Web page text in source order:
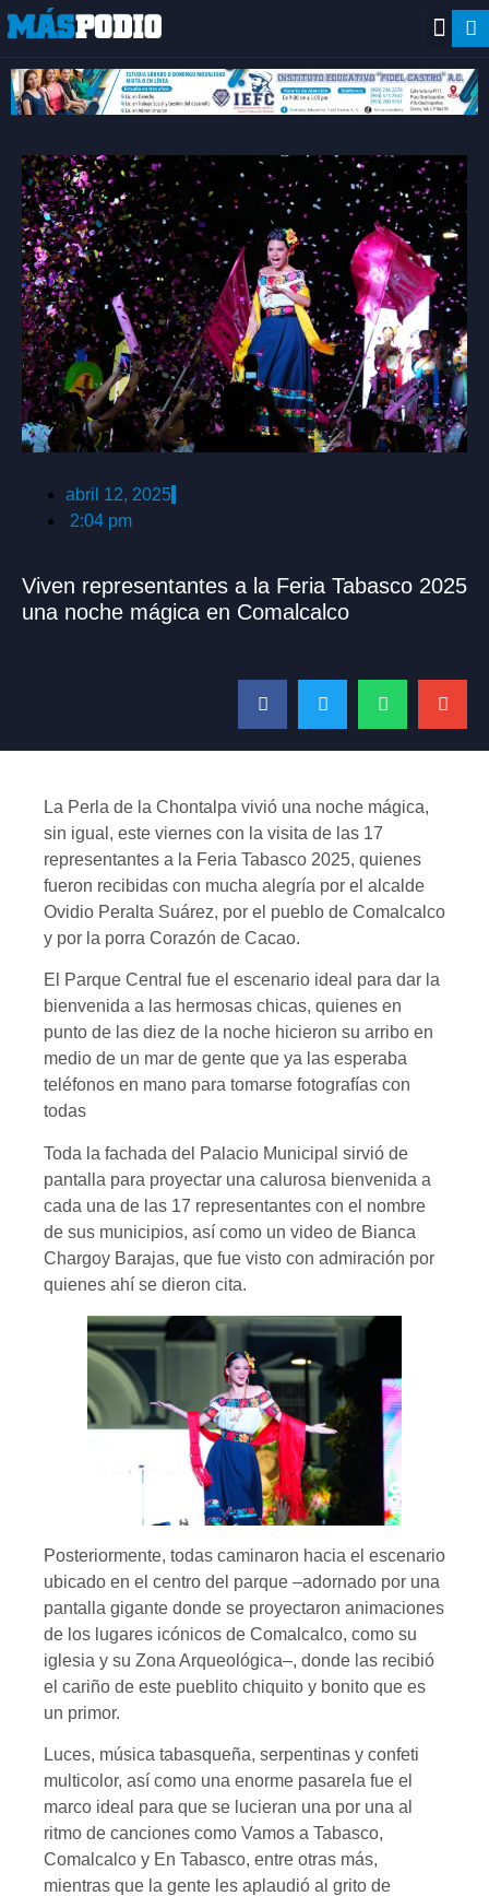
abril 12, 2025
2:04 pm
Viven representantes a la Feria Tabasco 2025
una noche mágica en Comalcalco
La Perla de la Chontalpa vivió una noche mágica,
sin igual, este viernes con la visita de las 17
representantes a la Feria Tabasco 2025, quienes
fueron recibidas con mucha alegría por el alcalde
Ovidio Peralta Suárez, por el pueblo de Comalcalco
y por la porra Corazón de Cacao.
El Parque Central fue el escenario ideal para dar la
bienvenida a las hermosas chicas, quienes en
punto de las diez de la noche hicieron su arribo en
medio de un mar de gente que ya las esperaba
teléfonos en mano para tomarse fotografías con
todas
Toda la fachada del Palacio Municipal sirvió de
pantalla para proyectar una calurosa bienvenida a
cada una de las 17 representantes con el nombre
de sus municipios, así como un video de Bianca
Chargoy Barajas, que fue visto con admiración por
quienes ahí se dieron cita.
Posteriormente, todas caminaron hacia el escenario
ubicado en el centro del parque –adornado por una
pantalla gigante donde se proyectaron animaciones
de los lugares icónicos de Comalcalco, como su
iglesia y su Zona Arqueológica–, donde las recibió
el cariño de este pueblito chiquito y bonito que es
un primor.
Luces, música tabasqueña, serpentinas y confeti
multicolor, así como una enorme pasarela fue el
marco ideal para que se lucieran una por una al
ritmo de canciones como Vamos a Tabasco,
Comalcalco y En Tabasco, entre otras más,
mientras que la gente les aplaudió al grito de